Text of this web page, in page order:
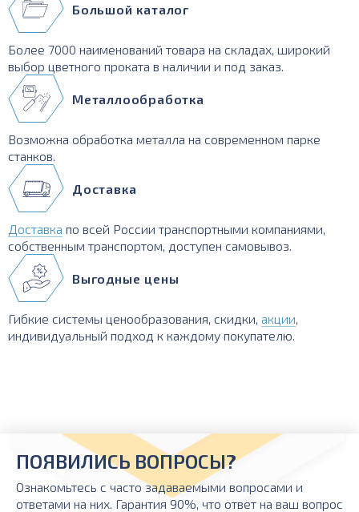
Большой каталог
Более 7000 наименований товара на складах, широкий
выбор цветного проката в наличии и под заказ.
Металлообработка
Возможна обработка металла на современном парке
станков.
Доставка
Доставка по всей России транспортными компаниями,
собственным транспортом, доступен самовывоз.
Выгодные цены
Гибкие системы ценообразования, скидки, акции,
индивидуальный подход к каждому покупателю.
ПОЯВИЛИСЬ ВОПРОСЫ?
Ознакомьтесь с часто задаваемыми вопросами и
ответами на них. Гарантия 90%, что ответ на ваш вопрос